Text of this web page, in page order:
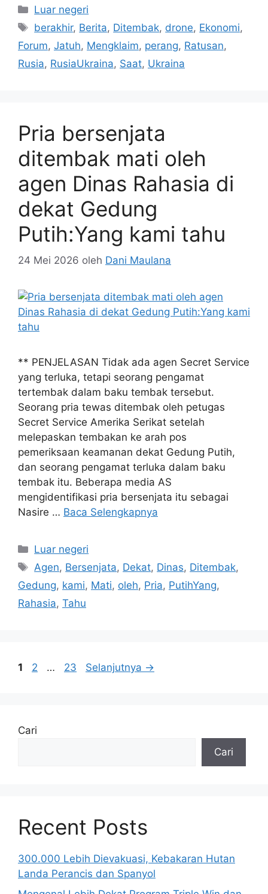
Kategori
Luar negeri
Tag
berakhir, Berita, Ditembak, drone, Ekonomi,
Forum, Jatuh, Mengklaim, perang, Ratusan,
Rusia, RusiaUkraina, Saat, Ukraina
Pria bersenjata
ditembak mati oleh
agen Dinas Rahasia di
dekat Gedung
Putih:Yang kami tahu
24 Mei 2026 oleh Dani Maulana
** PENJELASAN Tidak ada agen Secret Service
yang terluka, tetapi seorang pengamat
tertembak dalam baku tembak tersebut.
Seorang pria tewas ditembak oleh petugas
Secret Service Amerika Serikat setelah
melepaskan tembakan ke arah pos
pemeriksaan keamanan dekat Gedung Putih,
dan seorang pengamat terluka dalam baku
tembak itu. Beberapa media AS
mengidentifikasi pria bersenjata itu sebagai
Nasire … Baca Selengkapnya
Kategori
Luar negeri
Tag
Agen, Bersenjata, Dekat, Dinas, Ditembak,
Gedung, kami, Mati, oleh, Pria, PutihYang,
Rahasia, Tahu
Halaman
1 Halaman
2 … Halaman
23 Selanjutnya →
Cari
Cari
Recent Posts
300.000 Lebih Dievakuasi, Kebakaran Hutan
Landa Perancis dan Spanyol